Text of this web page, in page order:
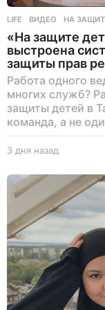
LIFE ВИДЕО ,НА
«На защите
выстроена
защиты прав
Работа одного
многих служб?
защиты детей в
команда, а не
3 дня назад
н
я
н
а
а
д